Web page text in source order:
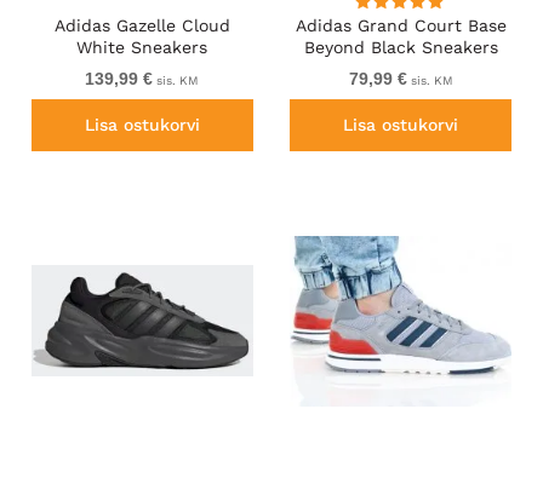
Adidas Gazelle Cloud
White Sneakers
139,99 € sis. KM
Lisa ostukorvi
Adidas Grand Court Base
Beyond Black Sneakers
79,99 €sis. KM
Lisa ostukorvi